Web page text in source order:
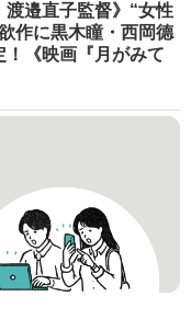
渡邉直子監督》“女性
作に黒木瞳・西岡德
《映画『月がみて